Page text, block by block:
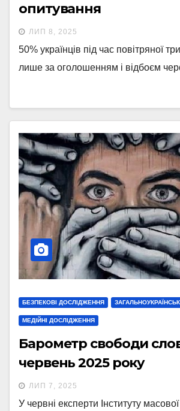
опитування
ЛИП 8, 2025
50% українців під час повітряної
лише за оголошенням і відбоєм
БЕЗПЕКОВІ ДОСЛІДЖЕННЯ
МЕДІЙНІ ДОСЛІДЖЕННЯ
Барометр свободи
червень 2025 року
ЛИП 7, 2025
У червні експерти Інституту